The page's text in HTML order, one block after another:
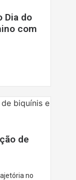
Dia do
com
de
no